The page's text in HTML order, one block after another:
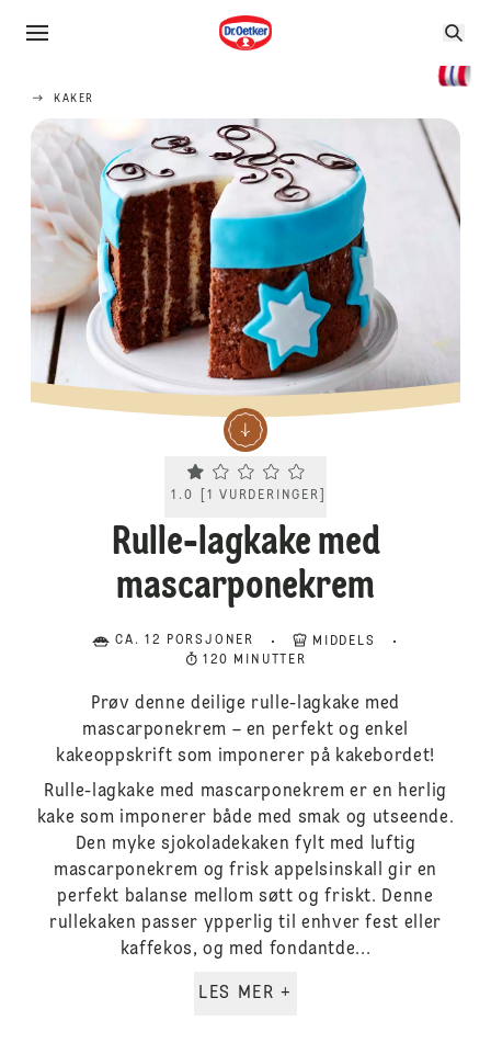
KAKER
Current rating 1.0. Click to rate.
1.0 1 VURDERINGER
Rulle-lagkake med
mascarponekrem
CA. 12 PORSJONER
MIDDELS
120 MINUTTER
Prøv denne deilige rulle-lagkake med
mascarponekrem – en perfekt og enkel
kakeoppskrift som imponerer på kakebordet!
Rulle-lagkake med mascarponekrem er en herlig
kake som imponerer både med smak og utseende.
Den myke sjokoladekaken fylt med luftig
mascarponekrem og frisk appelsinskall gir en
perfekt balanse mellom søtt og friskt. Denne
rullekaken passer ypperlig til enhver fest eller
kaffekos, og med fondantde...
LES MER +